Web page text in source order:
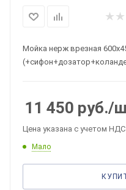
Мойка нерж врезная
11 450 руб./
Цена указана с учетом НДС
Мало